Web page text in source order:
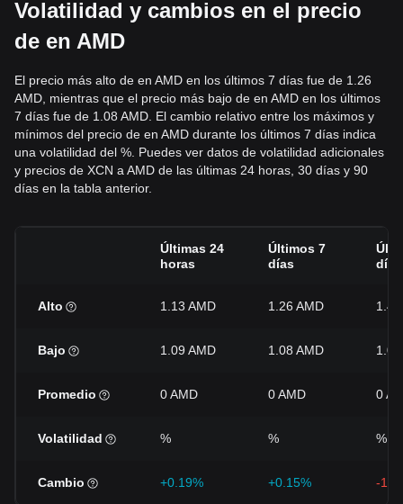
Volatilidad y cambios en el precio
de en AMD
El precio más alto de en AMD en los últimos 7 días fue de 1.26
AMD, mientras que el precio más bajo de en AMD en los últimos
7 días fue de 1.08 AMD. El cambio relativo entre los máximos y
mínimos del precio de en AMD durante los últimos 7 días indica
una volatilidad del %. Puedes ver datos de volatilidad adicionales
y precios de XCN a AMD de las últimas 24 horas, 30 días y 90
días en la tabla anterior.
Últimas 24
horas
Últimos 7
días
días
Alto 1.13 AMD 1.26 AMD
Bajo 1.09 AMD 1.08 AMD
Promedio 0 AMD 0 AMD 0
Volatilidad % % %
Cambio +0.19% +0.15% -